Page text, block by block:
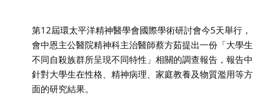
第12屆環太平洋精神醫學會國際學術研討會今5天舉行，
會中恩主公醫院精神科主治醫師蔡方茹提出一份「大學生
不同自殺族群所呈現不同特性」相關的調查報告，報告中
針對大學生在性格、精神病理、家庭教養及物質濫用等方
面的研究結果。